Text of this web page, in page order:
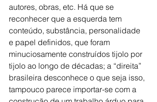
autores, obras, etc. Há que se
reconhecer que a esquerda tem
conteúdo, substância, personalidade
e papel definidos, que foram
minuciosamente construídos tijolo por
tijolo ao longo de décadas; a “direita”
brasileira desconhece o que seja isso,
tampouco parece importar-se com a